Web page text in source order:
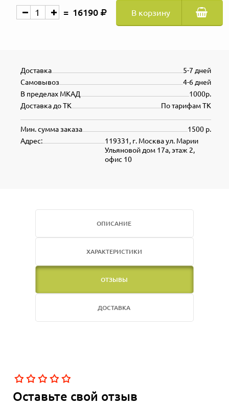
16190 В корзину
5-7 дней
Доставка
4-6 дней
Самовывоз
1000р.
В пределах МКАД
По тарифам ТК
Доставка до ТК
1500 р.
Мин. сумма заказа
119331, г. Москва ул. Марии
Ульяновой дом 17а, этаж 2,
офис 10
Адрес:
ОПИСАНИЕ
ХАРАКТЕРИСТИКИ
ОТЗЫВЫ
ДОСТАВКА
Оставьте свой отзыв